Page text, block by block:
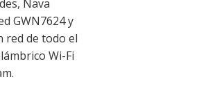
Nava
GWN7624 y
red de todo el
Wi-Fi